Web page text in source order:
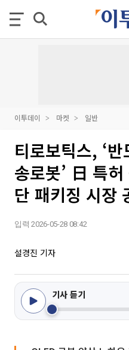
이투데이 마켓 일반
티로보틱스, ‘
송로봇’ 日 특
단 패키징 시장
입력 2026-05-28 08:42
설경진 기자
기사 듣기